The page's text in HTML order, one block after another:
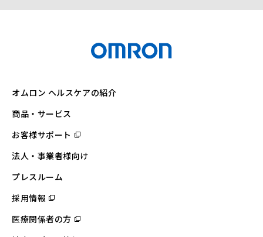
オムロン ヘルスケアの紹介
商品・サービス
お客様サポート （別
ィ
ン
法人・事業者様向け
プレスルーム
採用情報 （別
ィ
ン
医療関係者の方 （別